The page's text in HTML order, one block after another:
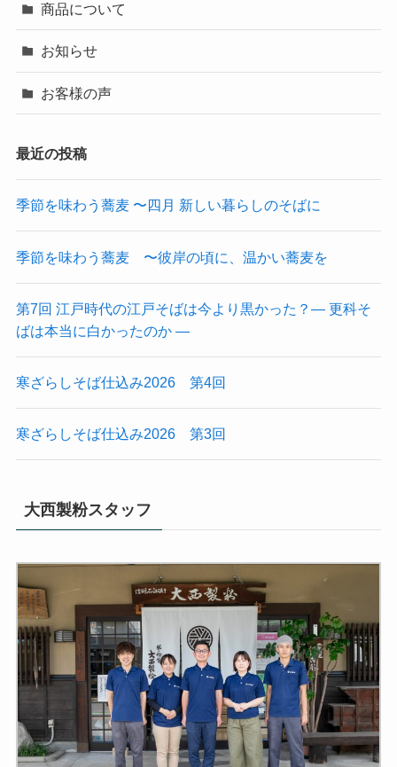
商品について
お知らせ
お客様の声
最近の投稿
季節を味わう蕎麦 〜四月 新しい暮らしのそばに
季節を味わう蕎麦 〜彼岸の頃に、温かい蕎麦を
第7回 江戸時代の江戸そばは今より黒かった？― 更科そ
ばは本当に白かったのか ―
寒ざらしそば仕込み2026 第4回
寒ざらしそば仕込み2026 第3回
大西製粉スタッフ